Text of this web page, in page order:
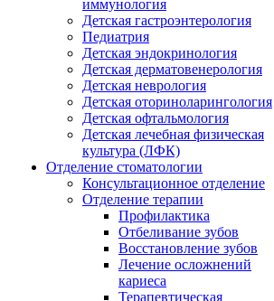
иммунология
Детская гастроэнтерология
Педиатрия
Детская эндокринология
Детская дерматовенерология
Детская неврология
Детская оториноларингология
Детская офтальмология
Детская лечебная физическая
культура (ЛФК)
Отделение стоматологии
Консультационное отделение
Отделение терапии
Профилактика
Отбеливание зубов
Восстановление зубов
Лечение осложнений
кариеса
Терапевтическая